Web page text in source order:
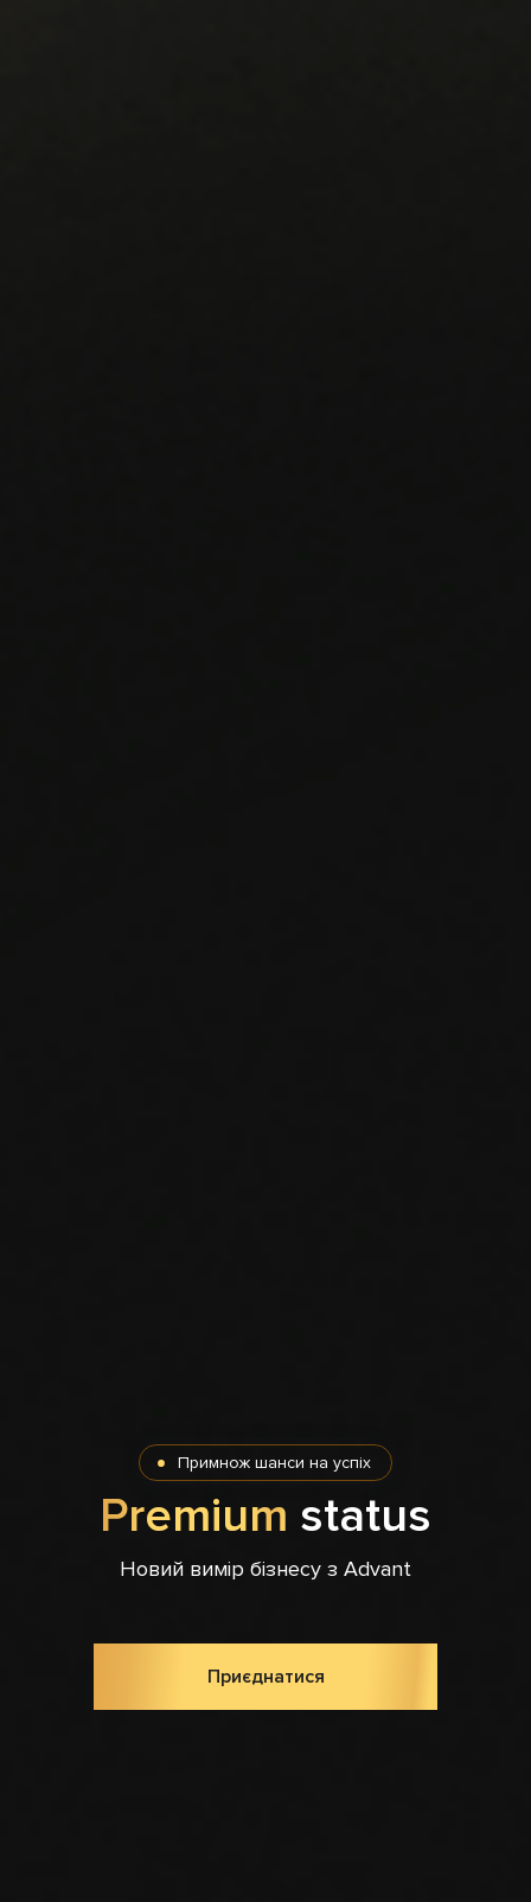
Примнож шанси на успіх
Premium status
Новий вимір бізнесу з Advant
Приєднатися